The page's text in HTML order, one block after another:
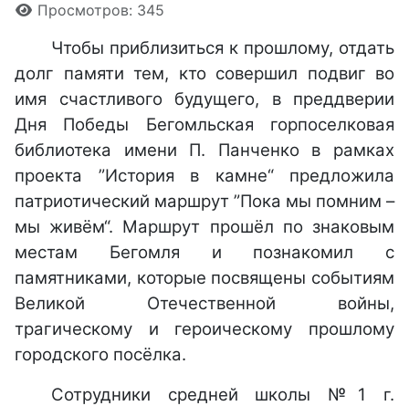
Просмотров: 345
Чтобы приблизиться к прошлому, отдать
долг памяти тем, кто совершил подвиг во
имя счастливого будущего, в преддверии
Дня Победы Бегомльская горпоселковая
библиотека имени П. Панченко в рамках
проекта ”История в камне“ предложила
патриотический маршрут ”Пока мы помним –
мы живём“. Маршрут прошёл по знаковым
местам Бегомля и познакомил с
памятниками, которые посвящены событиям
Великой Отечественной войны,
трагическому и героическому прошлому
городского посёлка.
Сотрудники средней школы №1 г.